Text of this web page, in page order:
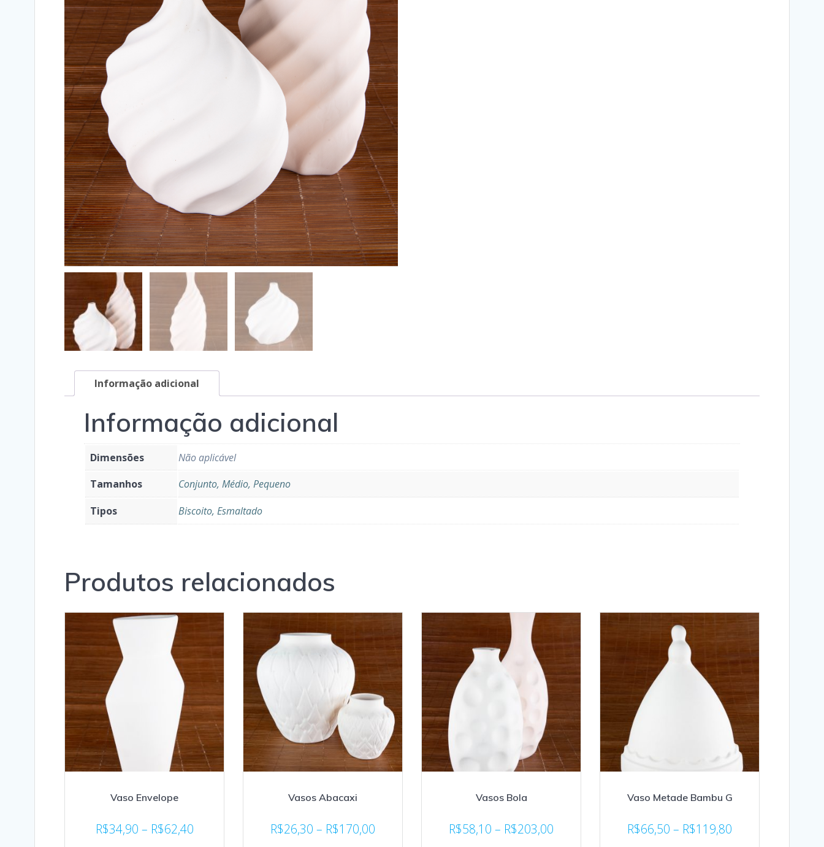
Informação adicional
Informação adicional
Dimensões
Não aplicável
Tamanhos
Conjunto, Médio, Pequeno
Tipos
Biscoito, Esmaltado
Produtos relacionados
Vaso Envelope
R$34,90 – R$62,40
Vasos Abacaxi
R$26,30 – R$170,00
Vasos Bola
R$58,10 – R$203,00
Vaso Metade Bambu G
R$66,50 – R$119,80